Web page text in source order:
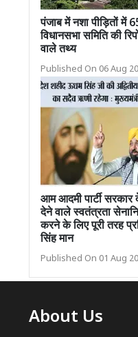
पंजाब में नशा पीड़ितों में
विधानसभा समिति की
वाले तथ्य
Published On 06 Aug
आम आदमी पार्टी
देने वाले स्वतंत्रता
करने के लिए पूरी तरह
सिंह मान
Published On 01 Aug
About Us